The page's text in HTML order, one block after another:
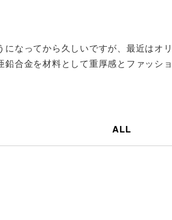
なってから久しいですが、最近はオ
合金を材料として重厚感とファッシ
ALL